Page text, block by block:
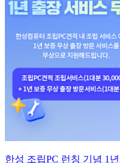
한성 조립PC 런칭 기념 1